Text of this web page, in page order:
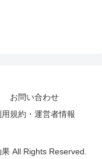
お問い合わせ
用規約・運営者情報
All Rights Reserved.